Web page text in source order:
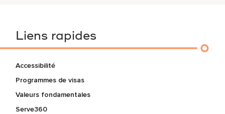
Liens rapides
Accessibilité
Programmes de visas
Valeurs fondamentales
Serve360